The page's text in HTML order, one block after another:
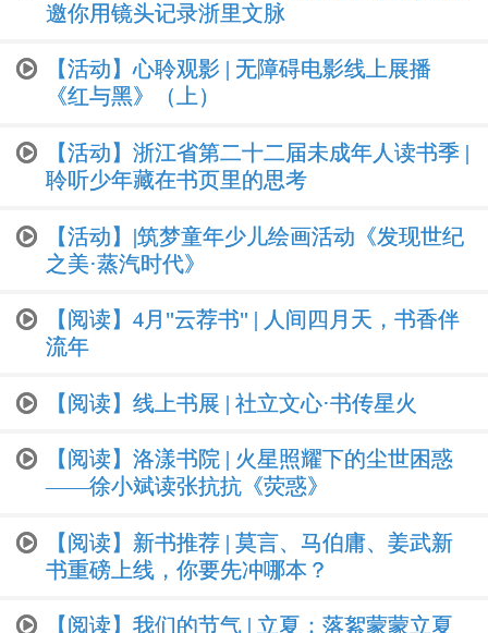
邀你用镜头记录浙里文脉
【活动】心聆观影 | 无障碍电影线上展播
《红与黑》（上）
【活动】浙江省第二十二届未成年人读书季 |
聆听少年藏在书页里的思考
【活动】|筑梦童年少儿绘画活动《发现世纪
之美·蒸汽时代》
【阅读】4月"云荐书" | 人间四月天，书香伴
流年
【阅读】线上书展 | 社立文心·书传星火
【阅读】洛漾书院 | 火星照耀下的尘世困惑
——徐小斌读张抗抗《荧惑》
【阅读】新书推荐 | 莫言、马伯庸、姜武新
书重磅上线，你要先冲哪本？
【阅读】我们的节气 | 立夏：落絮蒙蒙立夏